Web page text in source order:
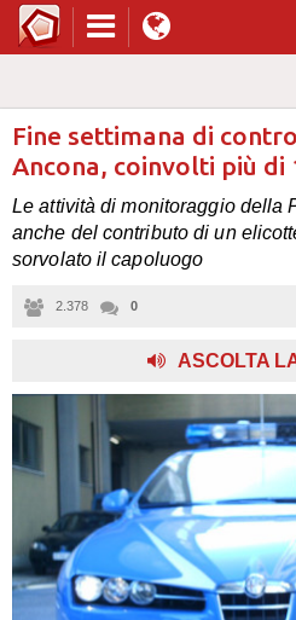
Fine settimana di
Ancona, coinvolti più di
Le attività di monitoraggio della
anche del contributo di un
sorvolato il capoluogo
2.378 0
ASCOLTA